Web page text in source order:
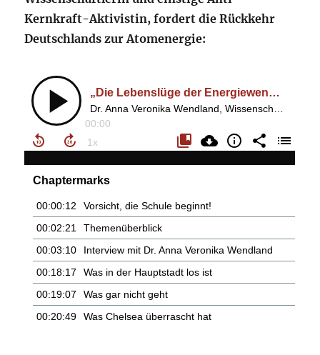
Kernkraft-Aktivistin, fordert die Rückkehr
Deutschlands zur Atomenergie: